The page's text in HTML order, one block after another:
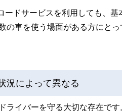
ードサービスを利用しても、
の車を使う場面がある方にと
況によって異なる
ライバーを守る大切な存在で